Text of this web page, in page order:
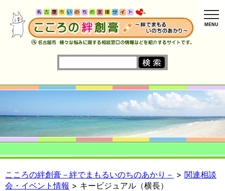
MENU
こころの絆創膏－絆でまもるいのちのあかり－ > 関連相談
会・イベント情報 > キービジュアル（横長）